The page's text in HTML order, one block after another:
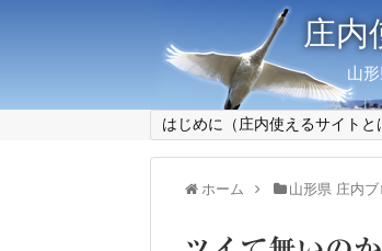
庄内
山
はじめに（庄内使えるサイトと
ホーム 山形県 庄内ブ